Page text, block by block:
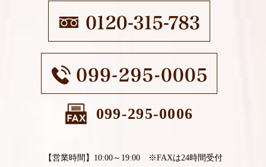
099-295-0006
【営業時間】10:00～19:00 ※FAXは24時間受付